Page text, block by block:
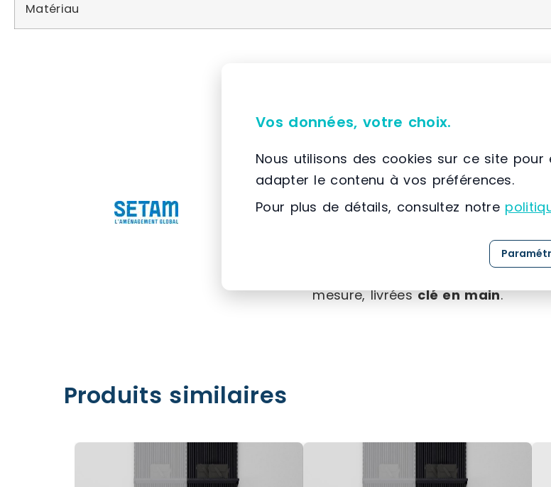
Matériau
📌 Située à France, SCIONZIER, (74)
est spécialisée dans la
solutions dédiées au stockage,
expertise développée depuis
référence dans l’aménagement
Grâce à une maîtrise
clients, SETAM propose une
mesure, livréesclé en main.
Produits similaires
Vos données, votre choix.
Nous utilisons des cookies sur ce site pour
adapter le contenu à vos préférences.
Pour plus de détails, consultez notre